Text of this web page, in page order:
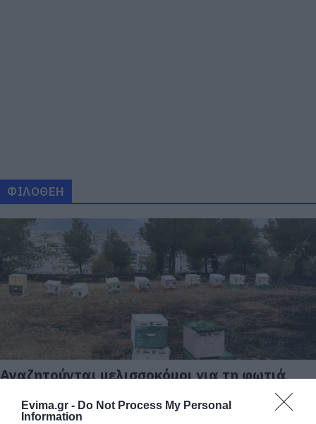
Evima.gr - Do Not Process My Personal
Information
ΦΙΛΟΘΕΗ
Αναζητούνται μελισσοκόμοι για τη φωτιά
04.06.2026 | 17:00